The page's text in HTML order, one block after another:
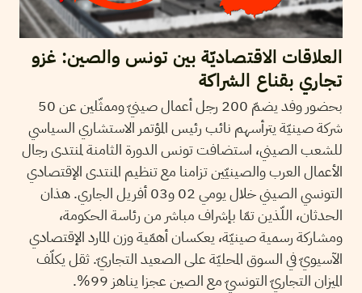
العلاقات الاقتصاديّة بين تونس والصين: غزو
تجاري بقناع الشراكة
بحضور وفد يضمّ 200 رجل أعمال صينيّ وممثّلين عن 50
شركة صينيّة يترأسهم نائب رئيس المؤتمر الاستشاري السياسي
للشعب الصيني، استضافت تونس الدورة الثامنة لمنتدى رجال
الأعمال العرب والصينيّين تزامنا مع تنظيم المنتدى الإقتصادي
التونسي الصيني خلال يومي 02 و03 أفريل الجاري. هذان
الحدثان، اللّذين تمّا بإشراف مباشر من رئاسة الحكومة،
ومشاركة رسمية صينيّة، يعكسان أهمّية وزن المارد الإقتصادي
الآسيويّ في السوق المحليّة على الصعيد التجاريّ. ثقل يكلّف
الميزان التجاريّ التونسيّ مع الصين عجزا يناهز 99%.